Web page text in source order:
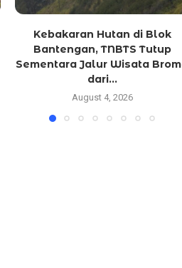
Kebakaran Hutan di Blok
Bantengan, TNBTS Tutup
Sementara Jalur Wisata
dari...
August 4, 2026